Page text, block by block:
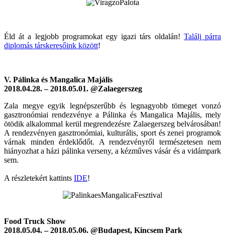
Éld át a legjobb programokat egy igazi társ oldalán! Találj párra
diplomás társkeresőink között!
V. Pálinka és Mangalica Majális
2018.04.28. – 2018.05.01. @Zalaegerszeg
Zala megye egyik legnépszerűbb és legnagyobb tömeget vonzó
gasztronómiai rendezvénye a Pálinka és Mangalica Majális, mely
ötödik alkalommal kerül megrendezésre Zalaegerszeg belvárosában!
A rendezvényen gasztronómiai, kulturális, sport és zenei programok
várnak minden érdeklődőt. A rendezvényről természetesen nem
hiányozhat a házi pálinka verseny, a kézműves vásár és a vidámpark
sem.
A részletekért kattints IDE!
Food Truck Show
2018.05.04. – 2018.05.06. @Budapest, Kincsem Park